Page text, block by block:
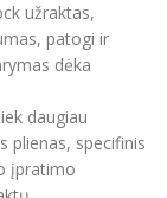
užraktas,
patogi ir
dėka
daugiau
plienas, specifinis
įpratimo